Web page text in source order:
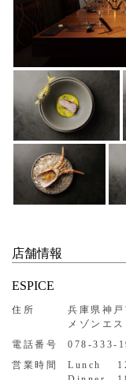
店舗情報
ESPICE
住所
兵庫県神
メゾンエ
電話番号
078-333-
営業時間
Lunch